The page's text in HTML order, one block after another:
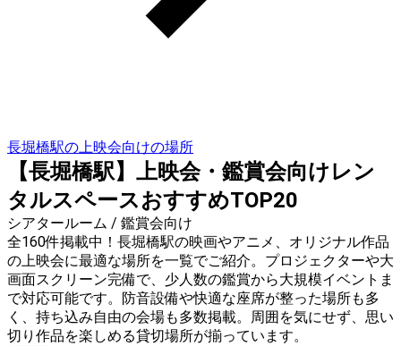
長堀橋駅の上映会向けの場所
【長堀橋駅】上映会・鑑賞会向けレン
タルスペースおすすめTOP20
シアタールーム / 鑑賞会向け
全160件掲載中！長堀橋駅の映画やアニメ、オリジナル作品
の上映会に最適な場所を一覧でご紹介。プロジェクターや大
画面スクリーン完備で、少人数の鑑賞から大規模イベントま
で対応可能です。防音設備や快適な座席が整った場所も多
く、持ち込み自由の会場も多数掲載。周囲を気にせず、思い
切り作品を楽しめる貸切場所が揃っています。